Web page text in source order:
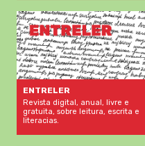
ENTRELER
Revista digital, anual, livre e
gratuita, sobre leitura, escrita e
literacias.